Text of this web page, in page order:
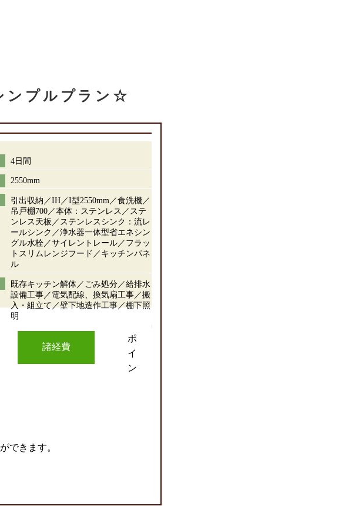
ンプルプラン☆
4日間
2550mm
引出収納／IH／I型2550mm／食洗機／
吊戸棚700／本体：ステンレス／ステ
ンレス天板／ステンレスシンク：流レ
ールシンク／浄水器一体型省エネシン
グル水栓／サイレントレール／フラッ
トスリムレンジフード／キッチンパネ
ル
既存キッチン解体／ごみ処分／給排水
設備工事／電気配線、換気扇工事／搬
入・組立て／壁下地造作工事／棚下照
明
諸経費
ポ
イ
ン
できます。